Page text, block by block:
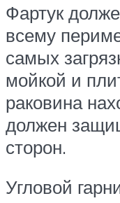
Фартук
всему
самых
мойкой и
раковина
должен
сторон.
Угловой